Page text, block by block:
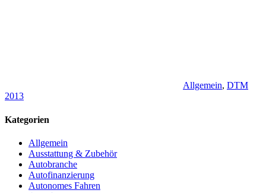
Allgemein, DTM
2013
Kategorien
Allgemein
Ausstattung & Zubehör
Autobranche
Autofinanzierung
Autonomes Fahren